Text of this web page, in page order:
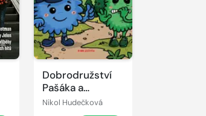
Dobrodružství
Pašáka a
Strašáka
Nikol Hudečková